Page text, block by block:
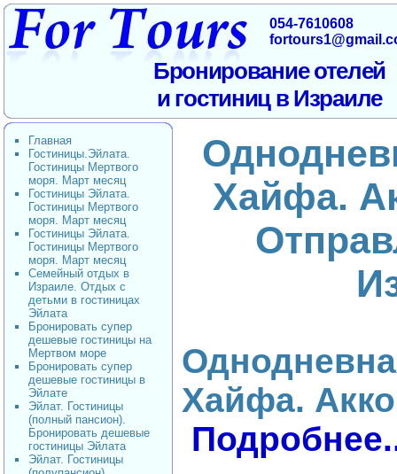
054-7610608
Бронирование отелей
и гостиниц в Израиле
Главная
Гостиницы.Эйлата.
Гостиницы Мертвого
моря. Март месяц
Гостиницы Эйлата.
Гостиницы Мертвого
моря. Март месяц
Гостиницы Эйлата.
Гостиницы Мертвого
моря. Март месяц
Семейный отдых в
Израиле. Отдых с
детьми в гостиницах
Эйлата
Бронировать супер
дешевые гостиницы на
Мертвом море
Бронировать супер
дешевые гостиницы в
Эйлате
Эйлат. Гостиницы
(полный пансион).
Бронировать дешевые
гостиницы Эйлата
Эйлат. Гостиницы
Хайфа.
Хайфа.